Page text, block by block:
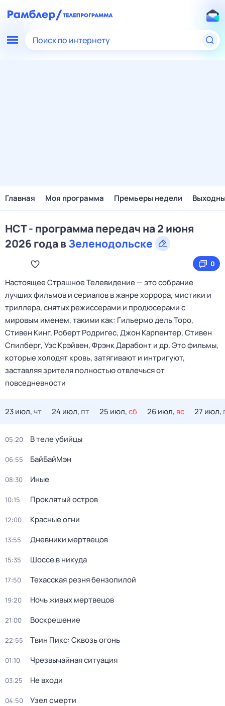
Поиск по интернету
Главная Моя программа Премьеры недели
НСТ - программа передач на 2 июня
2026 года вЗеленодольске
0
Настоящее Страшное Телевидение — это собрание
лучших фильмов и сериалов в жанре хоррора, мистики и
триллера, снятых режиссерами и продюсерами с
мировым именем, такими как: Гильермо дель Торо,
Стивен Кинг, Роберт Родригес, Джон Карпентер, Стивен
Спилберг, Уэс Крэйвен, Фрэнк Дарабонт и др. Это фильмы,
которые холодят кровь, затягивают и интригуют,
заставляя зрителя полностью отвлечься от
повседневности
23 июл,чт 24 июл, пт 25 июл,сб 26 июл, вс 27 июл,
05:20 В теле убийцы
06:55 БайБайМэн
08:30 Иные
10:15 Проклятый остров
12:00 Красные огни
13:55 Дневники мертвецов
15:35 Шоссе в никуда
17:50 Техасская резня бензопилой
19:20 Ночь живых мертвецов
21:00 Воскрешение
22:55 Твин Пикс: Сквозь огонь
01:10 Чрезвычайная ситуация
03:25 Не входи
04:50 Узел смерти